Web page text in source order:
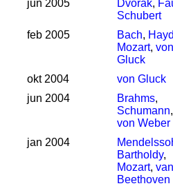
jun 2005 Dvořák,
Schubert
feb 2005 Bach,
Mozart, von
Gluck
okt 2004
von Gluck
jun 2004 Brahms,
Schumann,
von Weber
jan 2004
Bartholdy,
Mozart, van
Beethoven